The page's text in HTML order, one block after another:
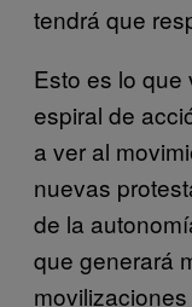
tendrá que
Esto es lo que
espiral de
a ver al
nuevas
de la
que generará